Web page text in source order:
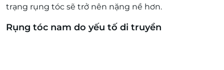
trạng rụng tóc sẽ trở nên nặng nề hơn.
Rụng tóc nam do yếu tố di truyền